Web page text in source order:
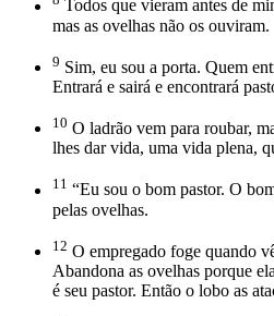
Todos que vieram antes de
mas as ovelhas não os ouviram.
9 Sim, eu sou a porta. Quem
Entrará e sairá e encontrará
10 O ladrão vem para roubar,
lhes dar vida, uma vida plena,
11 “Eu sou o bom pastor. O
pelas ovelhas.
12 O empregado foge quando
Abandona as ovelhas porque
é seu pastor. Então o lobo as